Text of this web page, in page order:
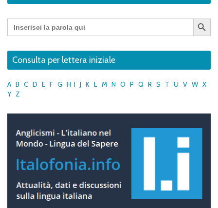
Search
for:
Search Button
Consulta per lettera iniziale
A B C D E F G H I J K L M N O P Q R S T U V W X
Y Z